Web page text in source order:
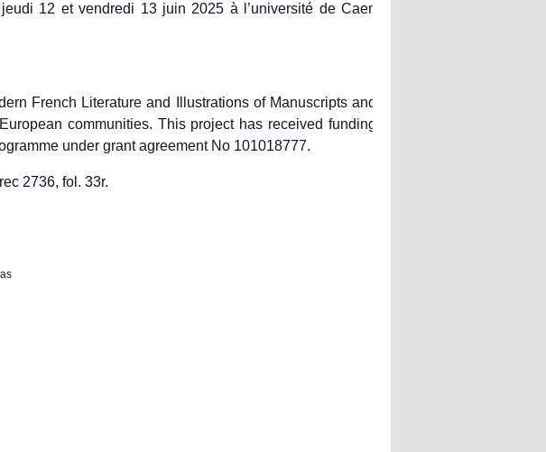
12 et vendredi 13 juin 2025 à l’université de Caen
French Literature and Illustrations of Manuscripts and
communities. This project has received funding
under grant agreement No 101018777.
2736, fol. 33r.